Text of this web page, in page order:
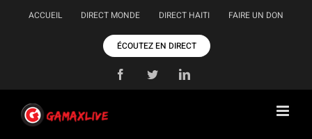
PasserACCUEIL DIRECT MONDE DIRECT HAITI FAIRE UN DON
ÉCOUTEZ EN DIRECT
FacebookTwitterLinkedIn